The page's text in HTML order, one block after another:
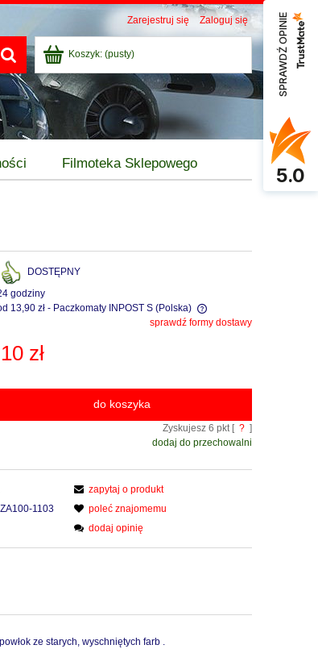
Zarejestruj się Zaloguj się
Koszyk: (pusty)
Filmoteka Sklepowego
DOSTĘPNY
godziny
13,90 zł - Paczkomaty INPOST S (Polska)
nie zawiera ewentualnych kosztów
sprawdź formy dostawy
zł
do koszyka
Zyskujesz 6 pkt [ ? ]
dodaj do przechowalni
1103
zapytaj o produkt
poleć znajomemu
dodaj opinię
ze starych, wyschniętych farb .
SPRAWDŹ OPINIE
5.0